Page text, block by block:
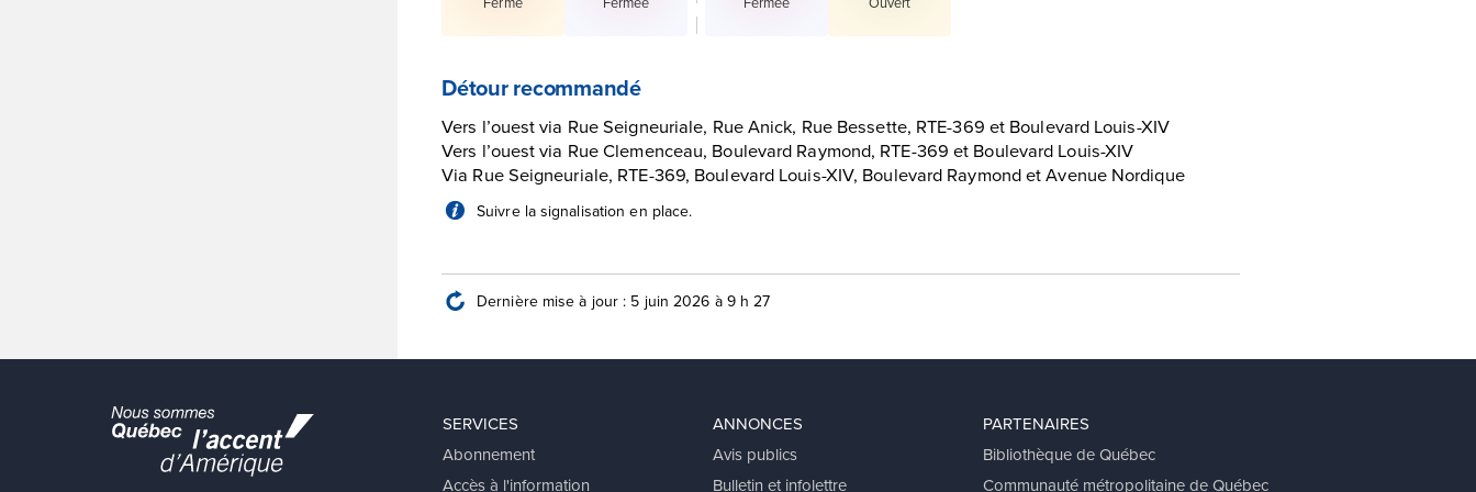
Détour recommandé
Vers l’ouest via Rue Seigneuriale, Rue Anick, Rue Bessette, RTE-369 et Boulevard Louis-XIV
Vers l’ouest via Rue Clemenceau, Boulevard Raymond, RTE-369 et Boulevard Louis-XIV
Via Rue Seigneuriale, RTE-369, Boulevard Louis-XIV, Boulevard Raymond et Avenue Nordique
Suivre la signalisation en place.
Dernière mise à jour : 5 juin 2026 à 9 h 27
SERVICES
Abonnement
Accès à l'information
ANNONCES
Avis publics
Bulletin et infolettre
PARTENAIRES
Bibliothèque de Québec
Communauté métropolitaine de Québec